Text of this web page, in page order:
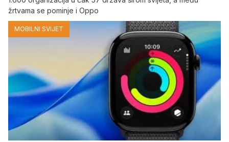
žrtvama se pominje i Oppo
MOBILNI SVIJET